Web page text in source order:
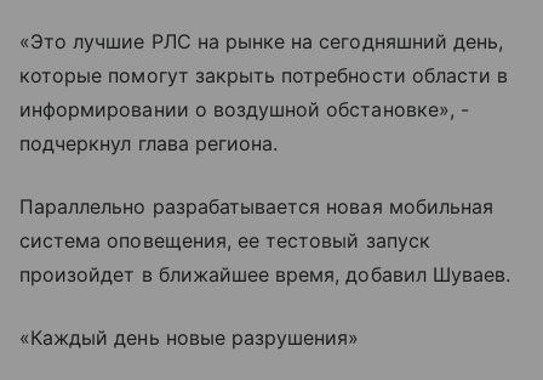
«Это лучшие РЛС на рынке на сегодняшний день,
которые помогут закрыть потребности области в
информировании о воздушной обстановке», -
подчеркнул глава региона.
Параллельно разрабатывается новая мобильная
система оповещения, ее тестовый запуск
произойдет в ближайшее время, добавил Шуваев.
«Каждый день новые разрушения»